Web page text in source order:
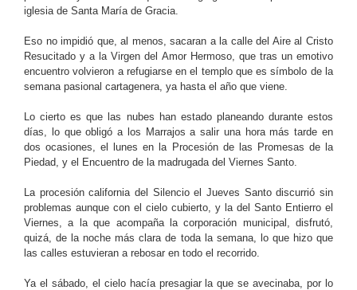
iglesia de Santa María de Gracia.
Eso no impidió que, al menos, sacaran a la calle del Aire al Cristo
Resucitado y a la Virgen del Amor Hermoso, que tras un emotivo
encuentro volvieron a refugiarse en el templo que es símbolo de la
semana pasional cartagenera, ya hasta el año que viene.
Lo cierto es que las nubes han estado planeando durante estos
días, lo que obligó a los Marrajos a salir una hora más tarde en
dos ocasiones, el lunes en la Procesión de las Promesas de la
Piedad, y el Encuentro de la madrugada del Viernes Santo.
La procesión california del Silencio el Jueves Santo discurrió sin
problemas aunque con el cielo cubierto, y la del Santo Entierro el
Viernes, a la que acompaña la corporación municipal, disfrutó,
quizá, de la noche más clara de toda la semana, lo que hizo que
las calles estuvieran a rebosar en todo el recorrido.
Ya el sábado, el cielo hacía presagiar la que se avecinaba, por lo